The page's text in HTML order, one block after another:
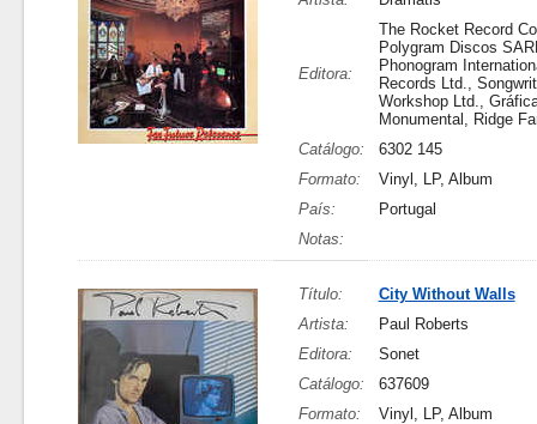
Editora:
The Rocket Record
Polygram Discos
Phonogram
Records Ltd.,
Workshop Ltd.,
Monumental, Ridge
Catálogo:
6302 145
Formato:
Vinyl, LP, Album
País:
Portugal
Notas:
Título:
City Without Walls
Artista:
Paul Roberts
Editora:
Sonet
Catálogo:
637609
Formato:
Vinyl, LP, Album